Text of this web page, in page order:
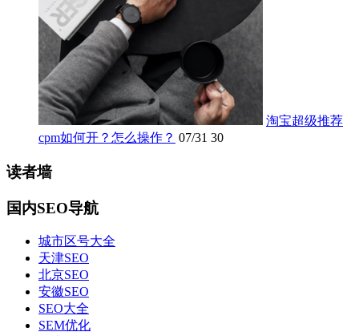
淘宝超级推荐
cpm如何开？怎么操作？ 07/31 30
读者墙
国内SEO导航
城市区号大全
天津SEO
北京SEO
安徽SEO
SEO大全
SEM优化